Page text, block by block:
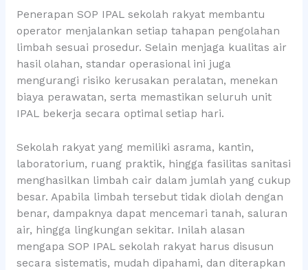
Penerapan SOP IPAL sekolah rakyat membantu
operator menjalankan setiap tahapan pengolahan
limbah sesuai prosedur. Selain menjaga kualitas air
hasil olahan, standar operasional ini juga
mengurangi risiko kerusakan peralatan, menekan
biaya perawatan, serta memastikan seluruh unit
IPAL bekerja secara optimal setiap hari.
Sekolah rakyat yang memiliki asrama, kantin,
laboratorium, ruang praktik, hingga fasilitas sanitasi
menghasilkan limbah cair dalam jumlah yang cukup
besar. Apabila limbah tersebut tidak diolah dengan
benar, dampaknya dapat mencemari tanah, saluran
air, hingga lingkungan sekitar. Inilah alasan
mengapa SOP IPAL sekolah rakyat harus disusun
secara sistematis, mudah dipahami, dan diterapkan